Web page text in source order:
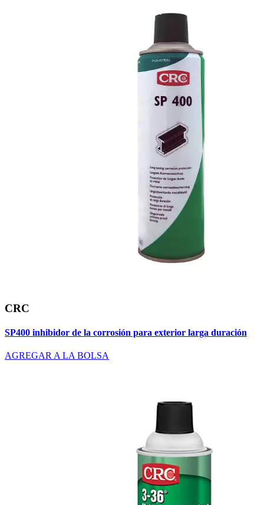
CRC
SP400 inhibidor de la corrosión para exterior larga duración
AGREGAR A LA BOLSA